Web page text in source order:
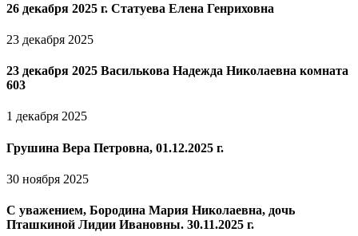
26 декабря 2025 г. Статуева Елена Генриховна
23 декабря 2025
23 декабря 2025 Василькова Надежда Николаевна комната
603
1 декабря 2025
Грушина Вера Петровна, 01.12.2025 г.
30 ноября 2025
С уважением, Бородина Мария Николаевна, дочь
Пташкиной Лидии Ивановны. 30.11.2025 г.